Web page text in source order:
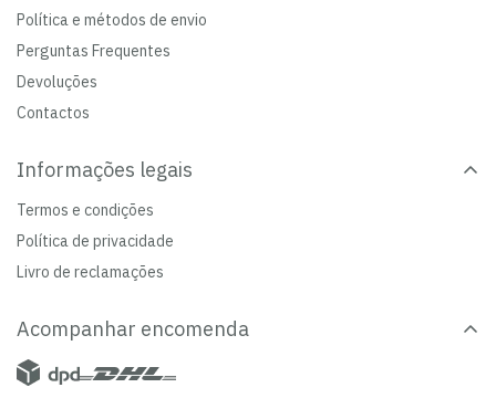
Política e métodos de envio
Perguntas Frequentes
Devoluções
Contactos
Informações legais
Termos e condições
Política de privacidade
Livro de reclamações
Acompanhar encomenda